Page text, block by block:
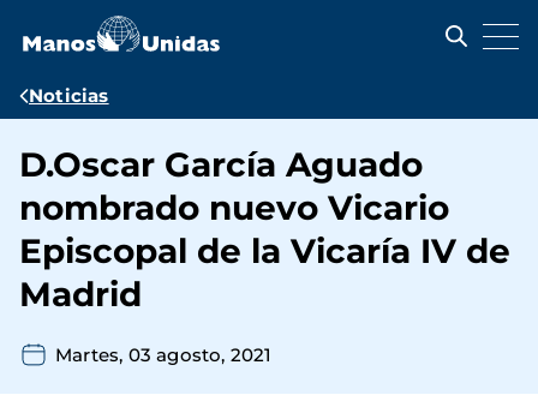
contenido
Ruta
navegación
Noticias
D.Oscar García Aguado
nombrado nuevo Vicario
Episcopal de la Vicaría IV de
Madrid
Martes, 03 agosto, 2021